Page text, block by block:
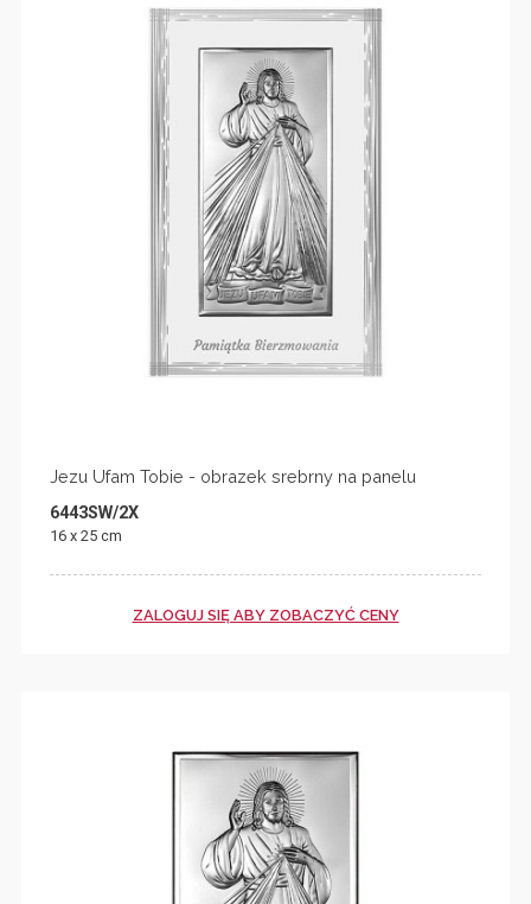
Jezu Ufam Tobie - obrazek srebrny na panelu
6443SW/2X
16 x 25 cm
ZALOGUJ SIĘ ABY ZOBACZYĆ CENY